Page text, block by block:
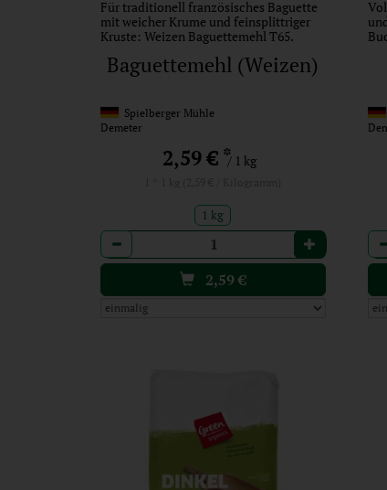
Für traditionell französisches Baguette
mit weicher Krume und feinsplittriger
Kruste: Weizen Baguettemehl T65.
Baguettemehl (Weizen)
Spielberger Mühle
Demeter
2,59 €*/ 1 kg
1 kg
Anzahl
2,59€